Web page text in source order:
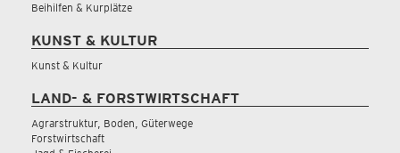
Beihilfen & Kurplätze
KUNST & KULTUR
Kunst & Kultur
LAND- & FORSTWIRTSCHAFT
Agrarstruktur, Boden, Güterwege
Forstwirtschaft